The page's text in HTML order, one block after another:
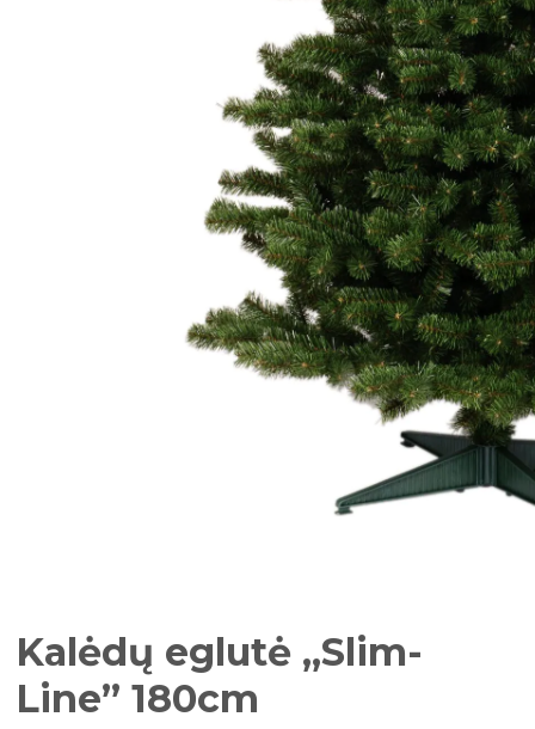
Kalėdų eglutė „Slim-
Line” 180cm